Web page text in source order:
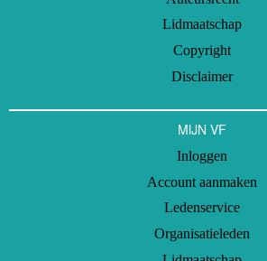
Lidmaatschap
Copyright
Disclaimer
MIJN VF
Inloggen
Account aanmaken
Ledenservice
Organisatieleden